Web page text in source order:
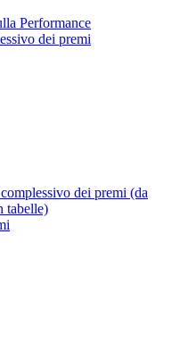
Performance
dei premi
dei premi (da
tabelle)